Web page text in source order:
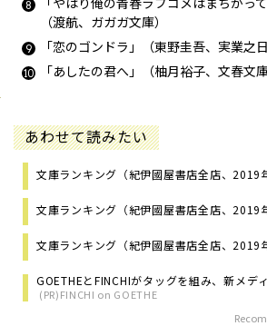
（渡航、ガガガ文庫）
「恋のゴンドラ」（東野圭吾、実業之
「あしたの君へ」（柚月裕子、文春文庫
あわせて読みたい
文庫ランキング（紀伊國屋書店全店、2019
文庫ランキング（紀伊國屋書店全店、2019
文庫ランキング（紀伊國屋書店全店、2019
GOETHEとFINCHIがタッグを組み、新メデ
(PR)FINCHI on GOETHE